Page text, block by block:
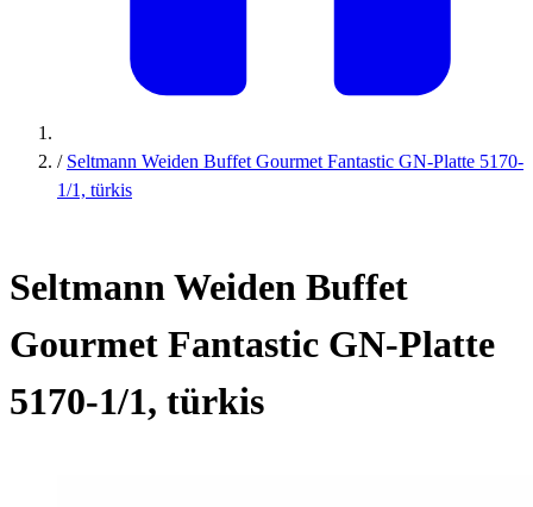
/ Seltmann Weiden Buffet Gourmet Fantastic GN-Platte 5170-
1/1, türkis
Seltmann Weiden Buffet
Gourmet Fantastic GN-Platte
5170-1/1, türkis